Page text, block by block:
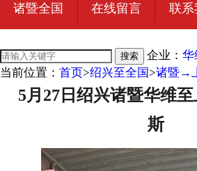
诸暨全国 在线留言 联系
搜索 企业： 华
当前位置： 首页>绍兴至全国>诸暨→
5月27日绍兴诸暨华维
斯